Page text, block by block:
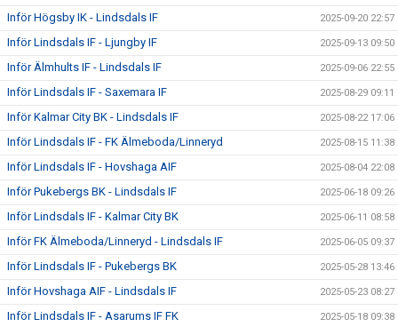
Inför Högsby IK - Lindsdals IF 2025-09-20 22:57
Inför Lindsdals IF - Ljungby IF 2025-09-13 09:50
Inför Älmhults IF - Lindsdals IF 2025-09-06 22:55
Inför Lindsdals IF - Saxemara IF 2025-08-29 09:11
Inför Kalmar City BK - Lindsdals IF 2025-08-22 17:06
Inför Lindsdals IF - FK Älmeboda/Linneryd 2025-08-15 11:38
Inför Lindsdals IF - Hovshaga AIF 2025-08-04 22:08
Inför Pukebergs BK - Lindsdals IF 2025-06-18 09:26
Inför Lindsdals IF - Kalmar City BK 2025-06-11 08:58
Inför FK Älmeboda/Linneryd - Lindsdals IF 2025-06-05 09:37
Inför Lindsdals IF - Pukebergs BK 2025-05-28 13:46
Inför Hovshaga AIF - Lindsdals IF 2025-05-23 08:27
Inför Lindsdals IF - Asarums IF FK 2025-05-18 09:38